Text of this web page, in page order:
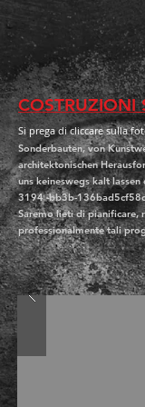
COSTRUZIONI
Si prega di cliccare sulla
Sonderbauten, von
architektonischen
uns keineswegs kalt
3194 -bb3b-
Saremo lieti di pianificare,
professionalmente tali